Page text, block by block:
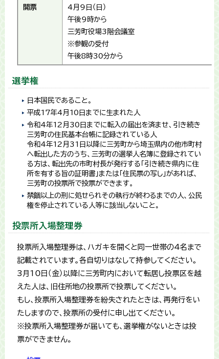
開票
4月9日（日）
午後9時から
三芳町役場3階会議室
※参観の受付
午後8時30分から
選挙権
日本国民であること。
平成17年4月10日までに生まれた人
令和4年12月30日までに転入の届出を済ませ、引き続き
三芳町の住民基本台帳に記録されている人
令和4年12月31日以降に三芳町から埼玉県内の他市町村
へ転出した方のうち、三芳町の選挙人名簿に登録されてい
る方は、転出先の市町村長が発行する「引き続き県内に住
所を有する旨の証明書」または「住民票の写し」があれば、
三芳町の投票所で投票ができます。
禁錮以上の刑に処せられその執行が終わるまでの人、公民
権を停止されている人等に該当しないこと。
投票所入場整理券
投票所入場整理券は、ハガキを開くと同一世帯の4名まで
記載されています。各自切りはなして持参してください。
3月10日（金）以降に三芳町内において転居し投票区を越
えた人は、旧住所地の投票所で投票してください。
もし、投票所入場整理券を紛失されたときは、再発行をい
たしますので、投票所の受付に申し出てください。
※投票所入場整理券が届いても、選挙権がないときは投
票ができません。